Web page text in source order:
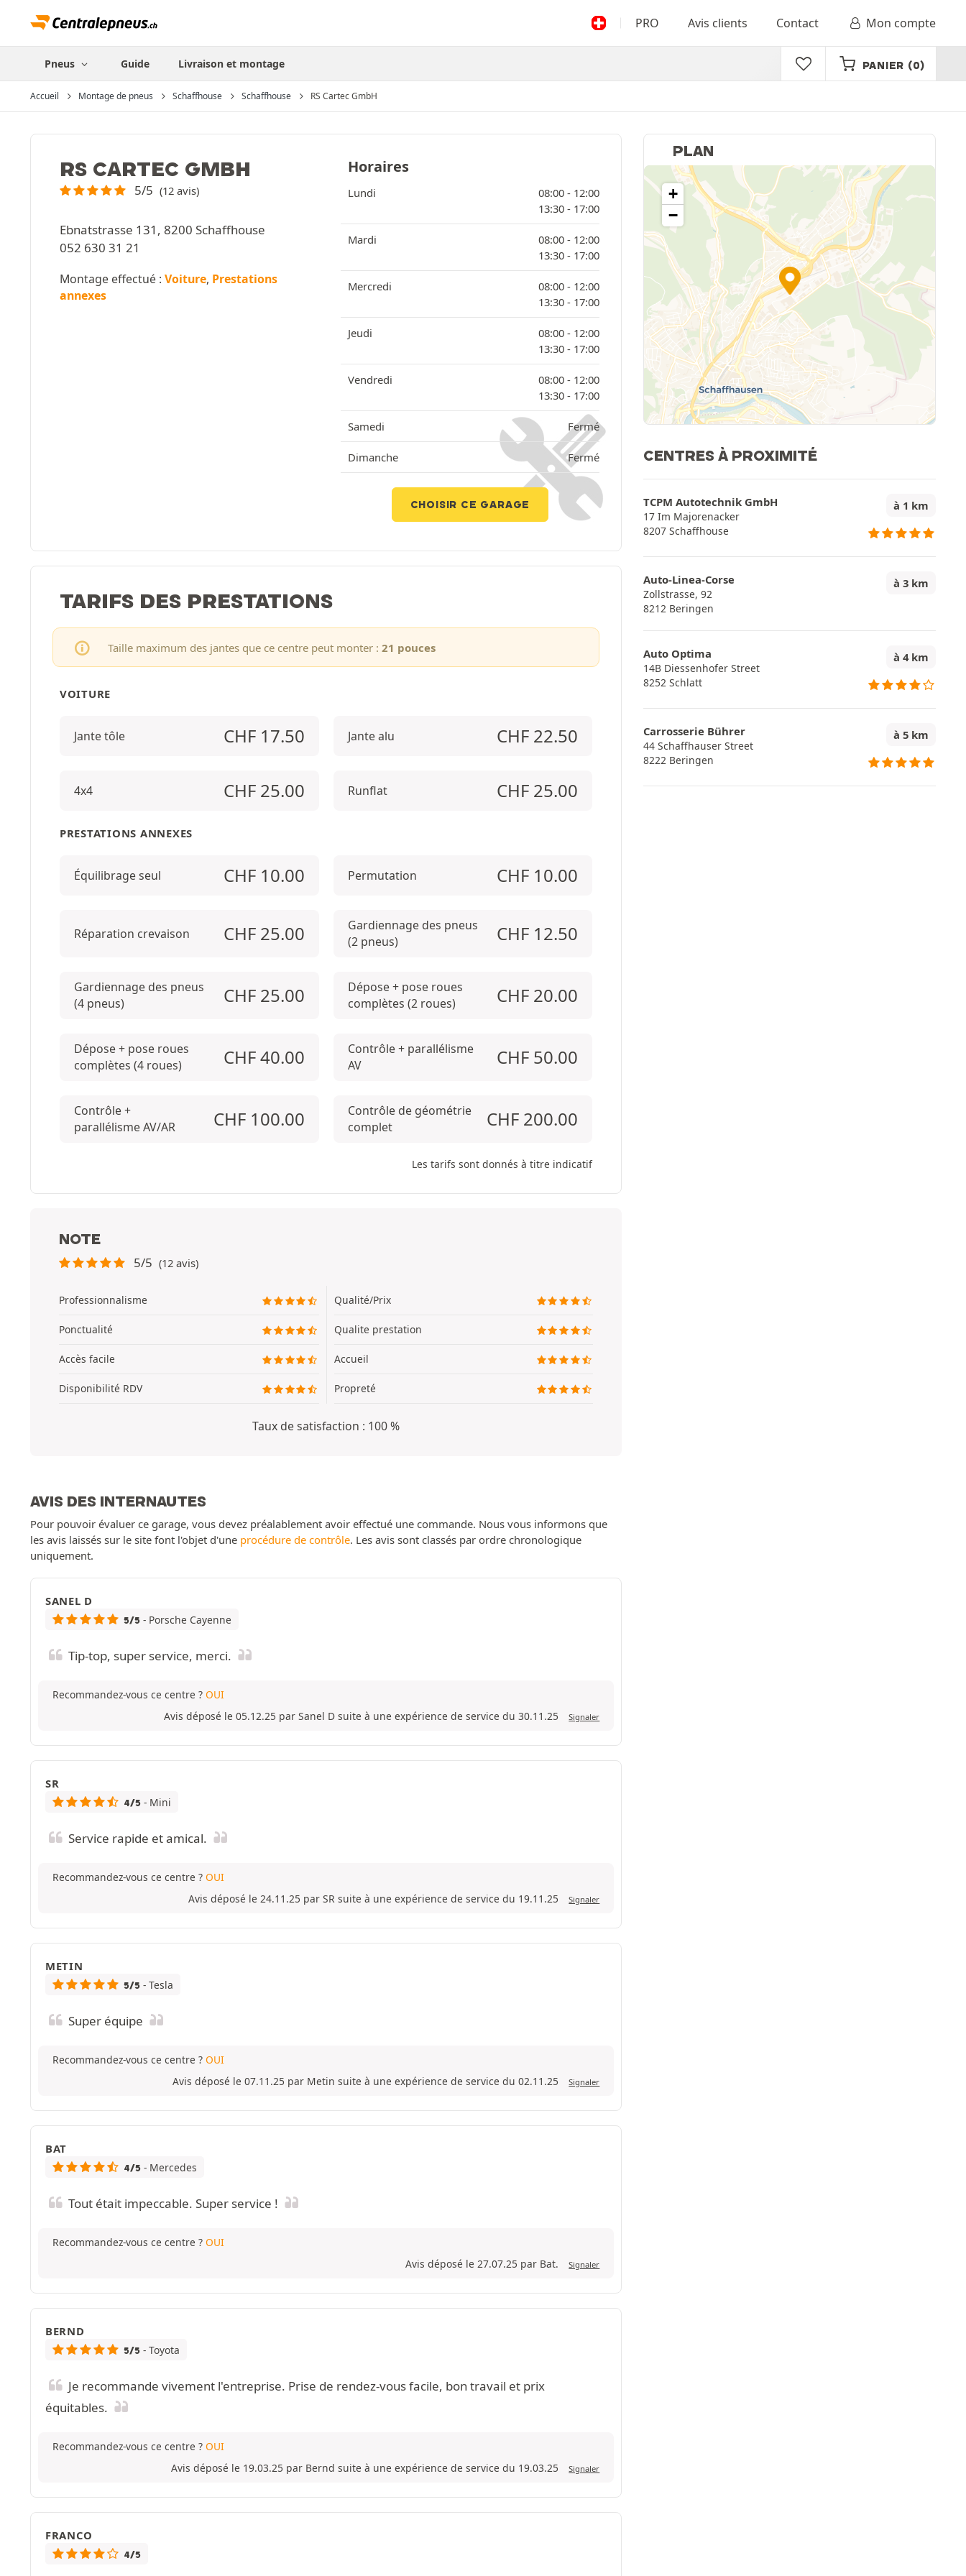
PRO Avis clients Contact Mon compte
Pneus Guide Livraison et montage PANIER (0)
Accueil Montage de pneus Schaffhouse Schaffhouse RS Cartec GmbH
RS CARTEC GMBH
5/5 (12 avis)
Ebnatstrasse 131, 8200 Schaffhouse
052 630 31 21
Montage effectué : Voiture, Prestations
annexes
Horaires
Lundi 08:00 - 12:00
13:30 - 17:00
Mardi 08:00 - 12:00
13:30 - 17:00
Mercredi 08:00 - 12:00
13:30 - 17:00
Jeudi 08:00 - 12:00
13:30 - 17:00
Vendredi 08:00 - 12:00
13:30 - 17:00
Samedi Fermé
Dimanche Fermé
CHOISIR CE GARAGE
TARIFS DES PRESTATIONS
Taille maximum des jantes que ce centre peut monter : 21 pouces
VOITURE
Jante tôle CHF 17.50 Jante alu CHF 22.50
4x4 CHF 25.00 Runflat CHF 25.00
PRESTATIONS ANNEXES
Équilibrage seul CHF 10.00 Permutation CHF 10.00
Réparation crevaison CHF 25.00
Gardiennage des pneus
(2 pneus)
CHF 12.50
Gardiennage des pneus
(4 pneus)
CHF 25.00
Dépose + pose roues
complètes (2 roues)
CHF 20.00
Dépose + pose roues
complètes (4 roues)
CHF40.00
Contrôle + parallélisme
AV
CHF 50.00
Contrôle +
parallélisme AV/AR
CHF 100.00
Contrôle de géométrie
complet
CHF 200.00
Les tarifs sont donnés à titre indicatif
NOTE
5/5 (12 avis)
Professionnalisme
Ponctualité
Accès facile
Disponibilité RDV
Qualité/Prix
Qualite prestation
Accueil
Propreté
Taux de satisfaction : 100 %
AVIS DES INTERNAUTES
Pour pouvoir évaluer ce garage, vous devez préalablement avoir effectué une commande. Nous vous informons que
les avis laissés sur le site font l'objet d'une procédure de contrôle. Les avis sont classés par ordre chronologique
uniquement.
SANEL D
5/5 - Porsche Cayenne
Tip-top, super service, merci.
Recommandez-vous ce centre ? OUI
Avis déposé le 05.12.25 par Sanel D suite à une expérience de service du 30.11.25
Signaler
SR
4/5 - Mini
Service rapide et amical.
Recommandez-vous ce centre ? OUI
Avis déposé le 24.11.25 par SR suite à une expérience de service du 19.11.25
Signaler
METIN
5/5 - Tesla
Super équipe
Recommandez-vous ce centre ? OUI
Avis déposé le 07.11.25 par Metin suite à une expérience de service du 02.11.25
Signaler
BAT
4/5 - Mercedes
Tout était impeccable. Super service !
Recommandez-vous ce centre ? OUI
Avis déposé le 27.07.25 par Bat.
Signaler
BERND
5/5 - Toyota
Je recommande vivement l'entreprise. Prise de rendez-vous facile, bon travail et prix
équitables.
Recommandez-vous ce centre ? OUI
Avis déposé le 19.03.25 par Bernd suite à une expérience de service du 19.03.25
Signaler
FRANCO
4/5
PLAN
+
−
CENTRES À PROXIMITÉ
TCPM Autotechnik GmbH
17 Im Majorenacker
8207 Schaffhouse
à 1 km
Auto-Linea-Corse
Zollstrasse, 92
8212 Beringen
à 3 km
Auto Optima
14B Diessenhofer Street
8252 Schlatt
à 4 km
Carrosserie Bührer
44 Schaffhauser Street
8222 Beringen
à 5 km